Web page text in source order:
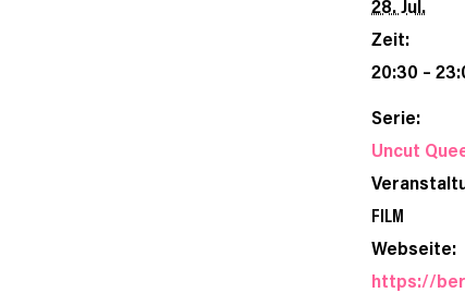
28. Jul.
Zeit:
20:30 –
Serie:
Uncut
FILM
Webseite:
https://